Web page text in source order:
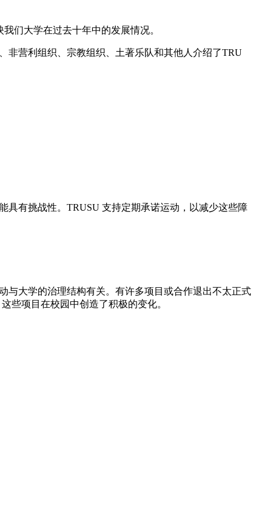
们大学在过去十年中的发展情况。
非营利组织、宗教组织、土著乐队和其他人介绍了TRU
具有挑战性。TRUSU 支持定期承诺运动，以减少这些障
与大学的治理结构有关。有许多项目或合作退出不太正式
些项目在校园中创造了积极的变化。